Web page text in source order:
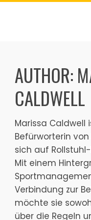
Skip
AUTHOR:
CALDWELL
Marissa
Befürworterin
sich auf
Mit einem
Verbindung zur
möchte sie
über die Regeln